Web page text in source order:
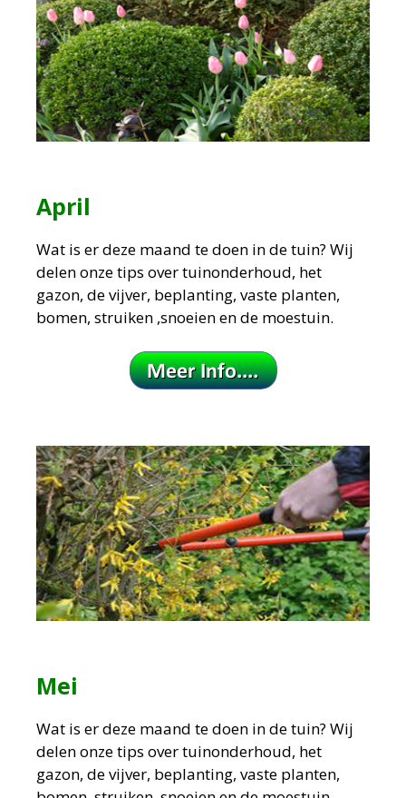
April
Wat is er deze maand te doen in de tuin? Wij
delen onze tips over tuinonderhoud, het
gazon, de vijver, beplanting, vaste planten,
bomen, struiken ,snoeien en de moestuin.
Mei
Wat is er deze maand te doen in de tuin? Wij
delen onze tips over tuinonderhoud, het
gazon, de vijver, beplanting, vaste planten,